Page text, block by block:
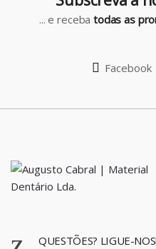
... e recebatodas as
Facebook
QUESTÕES? LIGUE-NOS!